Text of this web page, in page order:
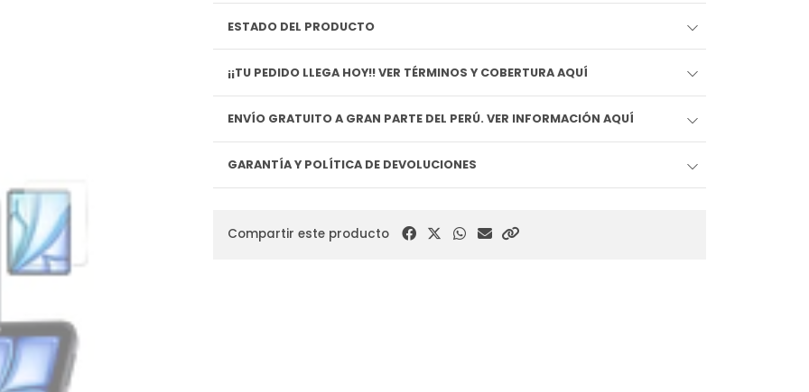
ESTADO DEL PRODUCTO
¡¡TU PEDIDO LLEGA HOY!! VER TÉRMINOS Y COBERTURA AQUÍ
ENVÍO GRATUITO A GRAN PARTE DEL PERÚ. VER INFORMACIÓN AQUÍ
GARANTÍA Y POLÍTICA DE DEVOLUCIONES
Compartir este producto